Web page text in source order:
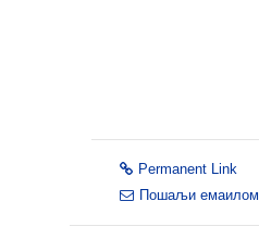
Permanent Link
Пошаљи емаилом